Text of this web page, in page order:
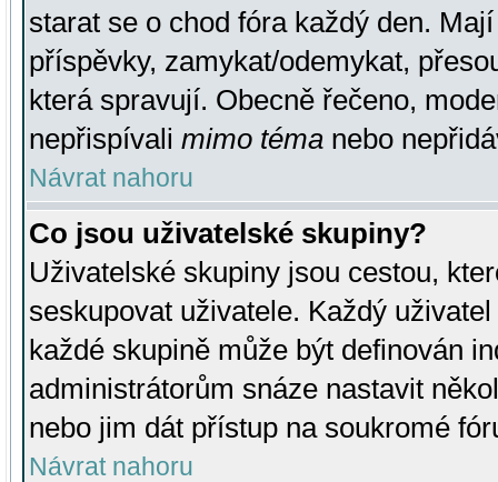
starat se o chod fóra každý den.
příspěvky, zamykat/odemykat,
která spravují. Obecně řečeno,
nepřispívali mimo téma nebo
Návrat nahoru
Co jsou uživatelské skupiny?
Uživatelské skupiny jsou cestou,
seskupovat uživatele. Každý
každé skupině může být definován
administrátorům snáze nastavit
nebo jim dát přístup na soukromé
Návrat nahoru